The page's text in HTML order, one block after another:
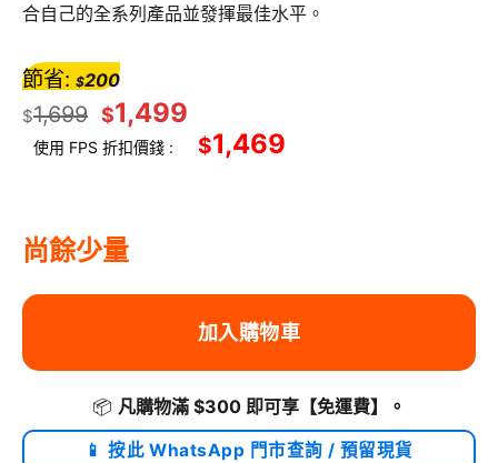
合自己的全系列產品並發揮最佳水平。
$1,699 $1,499
節省: $200
使用 FPS 折扣價錢 : $1,469
尚餘少量
加入購物車
📦 凡購物滿 $300 即可享 【免運費】 。
📱 按此 WhatsApp 門市查詢 / 預留現貨